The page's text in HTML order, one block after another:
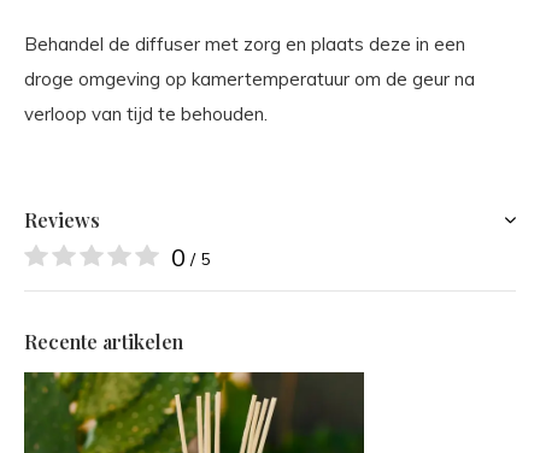
Behandel de diffuser met zorg en plaats deze in een
droge omgeving op kamertemperatuur om de geur na
verloop van tijd te behouden.
Reviews
0 / 5
Recente artikelen